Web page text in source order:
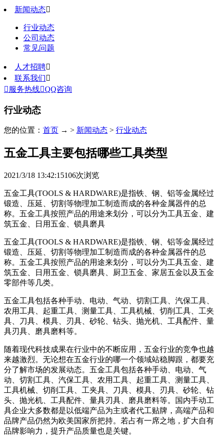
新闻动态
行业动态
公司动态
常见问题
人才招聘
联系我们
 服务热线QQ咨询
行业动态
您的位置： 首页 → > 新闻动态 > 行业动态
五金工具主要包括哪些工具类型
2021/3/18 13:42:15106次浏览
五金工具(TOOLS & HARDWARE)是指铁、钢、铝等金属经过
锻造、压延、切割等物理加工制造而成的各种金属器件的总
称。五金工具按照产品的用途来划分，可以分为工具五金、建
筑五金、日用五金、锁具磨具
五金工具(TOOLS & HARDWARE)是指铁、钢、铝等金属经过
锻造、压延、切割等物理加工制造而成的各种金属器件的总
称。五金工具按照产品的用途来划分，可以分为工具五金、建
筑五金、日用五金、锁具磨具、厨卫五金、家居五金以及五金
零部件等几类。
五金工具包括各种手动、电动、气动、切割工具、汽保工具、
农用工具、起重工具、测量工具、工具机械、切削工具、工夹
具、刀具、模具、刃具、砂轮、钻头、抛光机、工具配件、量
具刃具、磨具磨料等。
随着现代科技成果在行业中的不断应用，五金行业的竞争也越
来越激烈。无论想在五金行业的哪一个领域站稳脚跟，都要充
分了解市场的发展动态。五金工具包括各种手动、电动、气
动、切割工具、汽保工具、农用工具、起重工具、测量工具、
工具机械、切削工具、工夹具、刀具、模具、刃具、砂轮、钻
头、抛光机、工具配件、量具刃具、磨具磨料等。国内手动工
具企业大多数都是以低端产品为主或者代工贴牌，高端产品和
品牌产品仍然为欧美国家所把持。若占有一席之地，扩大自有
品牌影响力，提升产品质量也是关键。